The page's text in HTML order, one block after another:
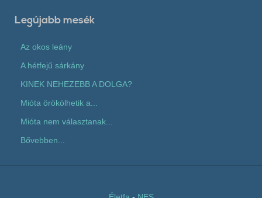
Legújabb mesék
Az okos leány
A hétfejű sárkány
KINEK NEHEZEBB A DOLGA?
Mióta örökölhetik a...
Mióta nem választanak...
Bővebben...